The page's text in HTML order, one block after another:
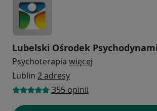
Lubelski Ośrodek
Psychoterapia więcej
Lublin 2 adresy
355 opinii